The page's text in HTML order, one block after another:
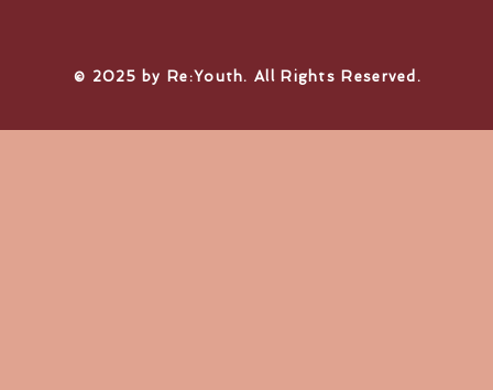
© 2025 by Re:Youth. All Rights Reserved.